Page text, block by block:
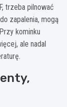
trzeba pilnować
zapalenia, mogą
kominku
ale nadal